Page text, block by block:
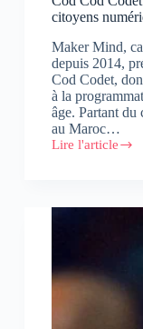
citoyens
Maker Mind,
depuis 2014,
Cod Codet,
à la
âge. Partant du
au Maroc…
Lire l'article
Cod
les
citoyens